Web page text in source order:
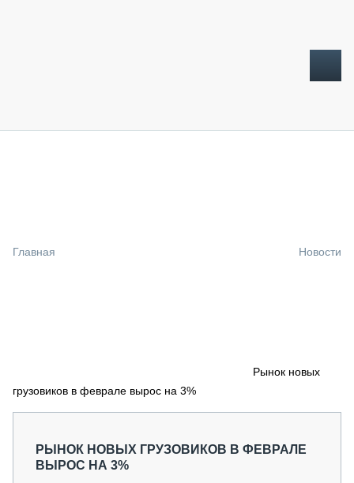
СПЕЦПРОЕКТЫ
О ПРОЕКТЕ
Главная Новости
Рынок новых
грузовиков в феврале вырос на 3%
РЫНОК НОВЫХ ГРУЗОВИКОВ В ФЕВРАЛЕ
ВЫРОС НА 3%